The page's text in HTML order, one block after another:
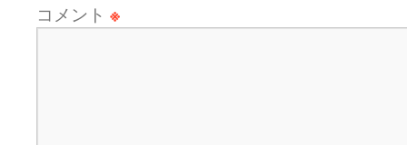
コメント ※